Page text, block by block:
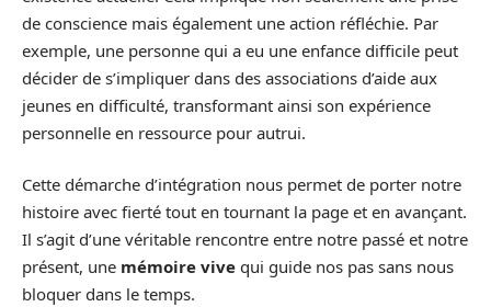
de conscience mais également une action réfléchie. Par
exemple, une personne qui a eu une enfance difficile peut
décider de s’impliquer dans des associations d’aide aux
jeunes en difficulté, transformant ainsi son expérience
personnelle en ressource pour autrui.
Cette démarche d’intégration nous permet de porter notre
histoire avec fierté tout en tournant la page et en avançant.
Il s’agit d’une véritable rencontre entre notre passé et notre
présent, une mémoire vive qui guide nos pas sans nous
bloquer dans le temps.